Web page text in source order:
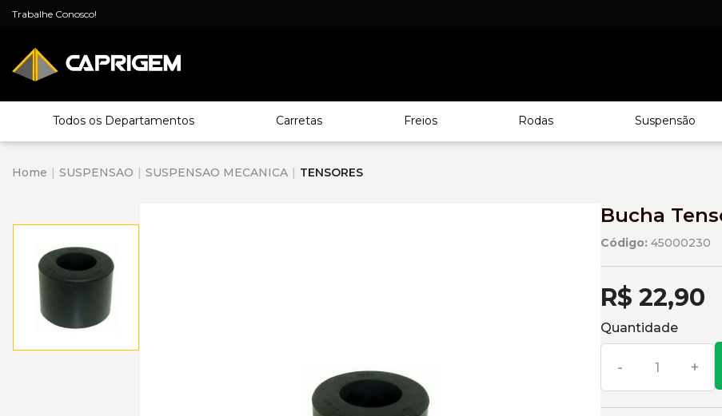
Trabalhe Conosco!
Todos os Departamentos Carretas Freios Rodas Suspensão
Home SUSPENSAO SUSPENSAO MECANICA TENSORES
Bucha
Código: 45000230
R$ 22,90
Quantidade
- +